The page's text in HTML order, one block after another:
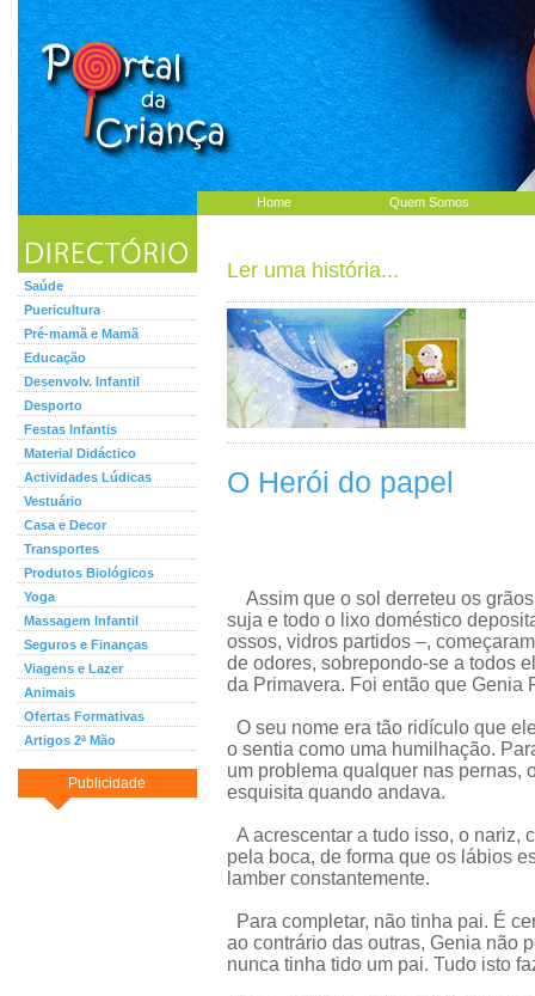
Home Quem Somos
Saúde
Puericultura
Pré-mamã e Mamã
Educação
Desenvolv. Infantil
Desporto
Festas Infantis
Material Didáctico
Actividades Lúdicas
Vestuário
Casa e Decor
Transportes
Produtos Biológicos
Yoga
Massagem Infantil
Seguros e Finanças
Viagens e Lazer
Animais
Ofertas Formativas
Artigos 2ª Mão
Publicidade
Ler uma história...
O Herói do papel
Assim que o sol derreteu os
suja e todo o lixo doméstico
ossos, vidros partidos –,
de odores, sobrepondo-se a todos
da Primavera. Foi então que Genia
O seu nome era tão ridículo que
o sentia como uma humilhação.
um problema qualquer nas pernas,
esquisita quando andava.
A acrescentar a tudo isso, o nariz,
pela boca, de forma que os lábios
lamber constantemente.
Para completar, não tinha pai. É
ao contrário das outras, Genia não
nunca tinha tido um pai. Tudo isto